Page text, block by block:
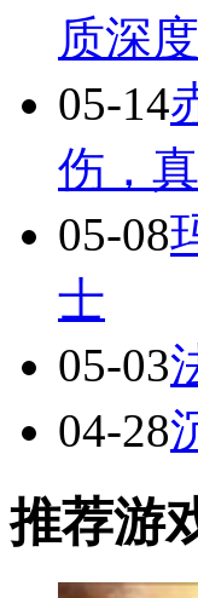
质深
05-14
伤，
05-08
士
05-03
04-28
推荐游